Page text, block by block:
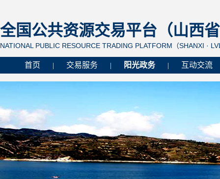
全国公共资源交易平台（山西
NATIONAL PUBLIC RESOURCE TRADING PLATFORM（SHANXI ·
首页 交易服务 阳光政务 互动交流